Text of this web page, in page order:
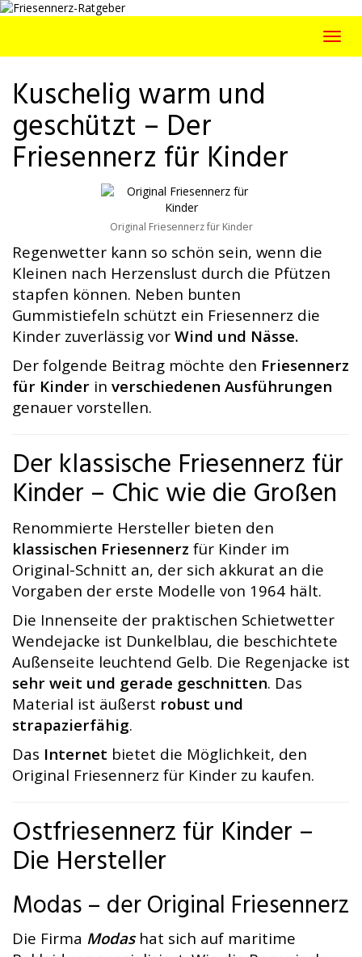
Skip
content
Kuschelig warm und
geschützt – Der
Friesennerz für Kinder
Original Friesennerz für Kinder
Regenwetter kann so schön sein, wenn die
Kleinen nach Herzenslust durch die Pfützen
stapfen können. Neben bunten
Gummistiefeln schützt ein Friesennerz die
Kinder zuverlässig vor Wind und Nässe.
Der folgende Beitrag möchte den Friesennerz
für Kinder in verschiedenen Ausführungen
genauer vorstellen.
Der klassische Friesennerz für
Kinder – Chic wie die Großen
Renommierte Hersteller bieten den
klassischen Friesennerz für Kinder im
Original-Schnitt an, der sich akkurat an die
Vorgaben der erste Modelle von 1964 hält.
Die Innenseite der praktischen Schietwetter
Wendejacke ist Dunkelblau, die beschichtete
Außenseite leuchtend Gelb. Die Regenjacke ist
sehr weit und gerade geschnitten. Das
Material ist äußerst robust und
strapazierfähig.
Das Internet bietet die Möglichkeit, den
Original Friesennerz für Kinder zu kaufen.
Ostfriesennerz für Kinder –
Die Hersteller
Modas – der Original Friesennerz
Die Firma Modashat sich auf maritime